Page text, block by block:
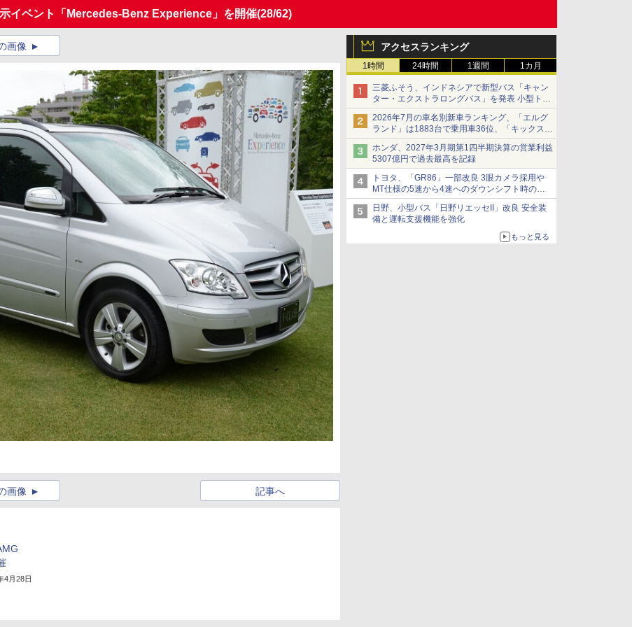
イベント「Mercedes-Benz Experience」を開催(28/62)
アクセスランキング
1時間 24時間 1週間 1カ月
三菱ふそう、インドネシアで新型バス「キャン
ター・エクストラロングバス」を発表 小型トラ
ックベースの観光・旅客輸送向けバス
2026年7月の車名別新車ランキング、「エルグ
ランド」は1883台で乗用車36位、「キックス」
は2591台で27位に
ホンダ、2027年3月期第1四半期決算の営業利益
5307億円で過去最高を記録
トヨタ、「GR86」一部改良 3眼カメラ採用や
MT仕様の5速から4速へのダウンシフト時の操
作性向上など
日野、小型バス「日野リエッセII」改良 安全装
備と運転支援機能を強化
もっと見る
画像
記事へ
画像
4月28日